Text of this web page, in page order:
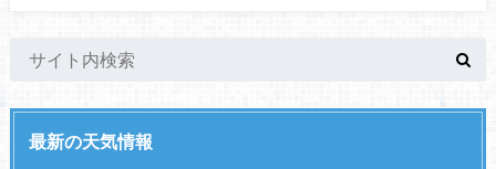
最新の天気情報